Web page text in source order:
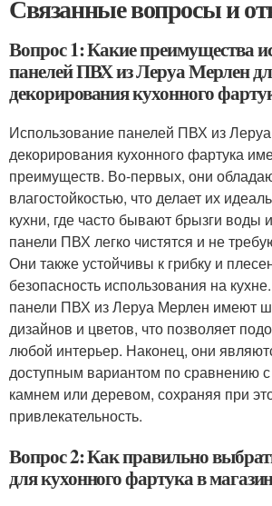
Связанные вопросы и
Вопрос 1: Какие преимущества
панелей ПВХ из Леруа Мерлен
декорирования кухонного
Использование панелей ПВХ из
декорирования кухонного фартука
преимуществ. Во-первых, они
влагостойкостью, что делает их
кухни, где часто бывают брызги воды
панели ПВХ легко чистятся и не
Они также устойчивы к грибку и
безопасность использования на
панели ПВХ из Леруа Мерлен имеют
дизайнов и цветов, что позволяет
любой интерьер. Наконец, они
доступным вариантом по сравнению
камнем или деревом, сохраняя при
привлекательность.
Вопрос 2: Как правильно
для кухонного фартука в